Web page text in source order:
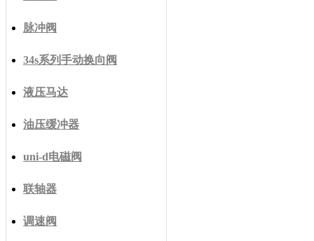
脉冲阀
34s系列手动换向阀
液压马达
油压缓冲器
uni-d电磁阀
联轴器
调速阀